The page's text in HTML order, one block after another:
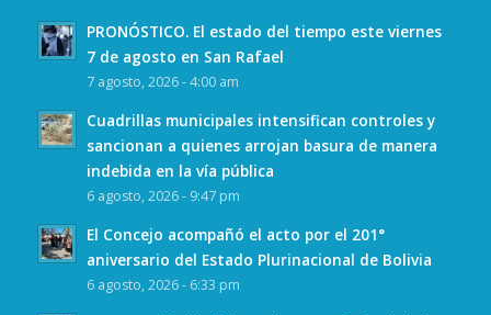
PRONÓSTICO. El estado del tiempo este viernes
7 de agosto en San Rafael
7 agosto, 2026 - 4:00 am
Cuadrillas municipales intensifican controles y
sancionan a quienes arrojan basura de manera
indebida en la vía pública
6 agosto, 2026 - 9:47 pm
El Concejo acompañó el acto por el 201°
aniversario del Estado Plurinacional de Bolivia
6 agosto, 2026 - 6:33 pm